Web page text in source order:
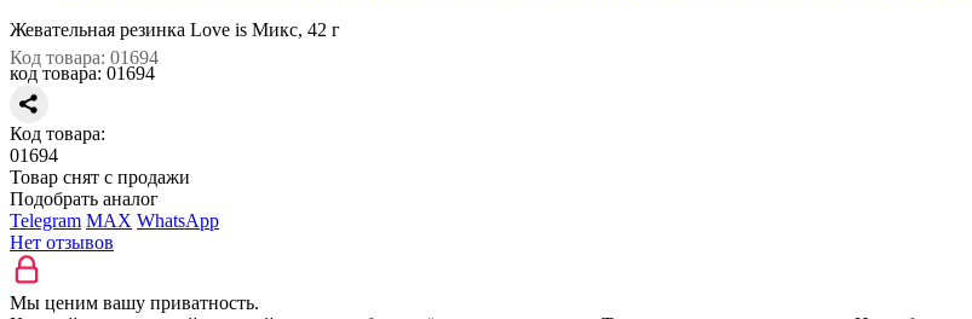
Жевательная резинка Love is Микс, 42 г
Код товара: 01694
код товара: 01694
Код товара:
01694
Товар снят с продажи
Подобрать аналог
Telegram MAX WhatsApp
Нет отзывов
Мы ценим вашу приватность.